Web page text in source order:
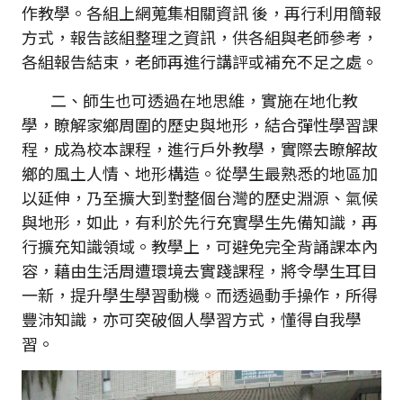
作教學。各組上網蒐集相關資訊 後，再行利用簡報
方式，報告該組整理之資訊，供各組與老師參考，
各組報告結束，老師再進行講評或補充不足之處。
二、師生也可透過在地思維，實施在地化教
學，瞭解家鄉周圍的歷史與地形，結合彈性學習課
程，成為校本課程，進行戶外教學，實際去瞭解故
鄉的風土人情、地形構造。從學生最熟悉的地區加
以延伸，乃至擴大到對整個台灣的歷史淵源、氣候
與地形，如此，有利於先行充實學生先備知識，再
行擴充知識領域。教學上，可避免完全背誦課本內
容，藉由生活周遭環境去實踐課程，將令學生耳目
一新，提升學生學習動機。而透過動手操作，所得
豐沛知識，亦可突破個人學習方式，懂得自我學
習。